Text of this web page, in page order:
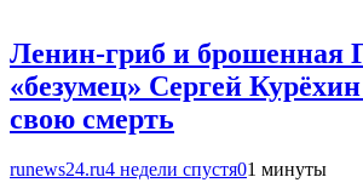
Ленин-гриб и брошенная
«безумец» Сергей
свою смерть
runews24.ru4 недели спустя01 минуты